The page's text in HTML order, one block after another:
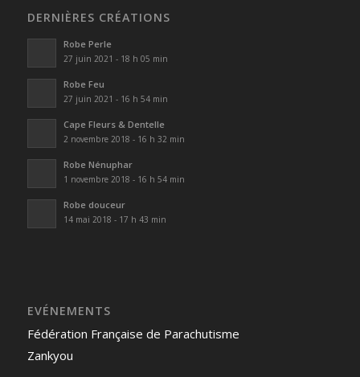
DERNIÈRES CRÉATIONS
Robe Perle
27 juin 2021 - 18 h 05 min
Robe Feu
27 juin 2021 - 16 h 54 min
Cape Fleurs & Dentelle
2 novembre 2018 - 16 h 32 min
Robe Nénuphar
1 novembre 2018 - 16 h 54 min
Robe douceur
14 mai 2018 - 17 h 43 min
EVÉNEMENTS
Fédération Française de Parachutisme
Zankyou